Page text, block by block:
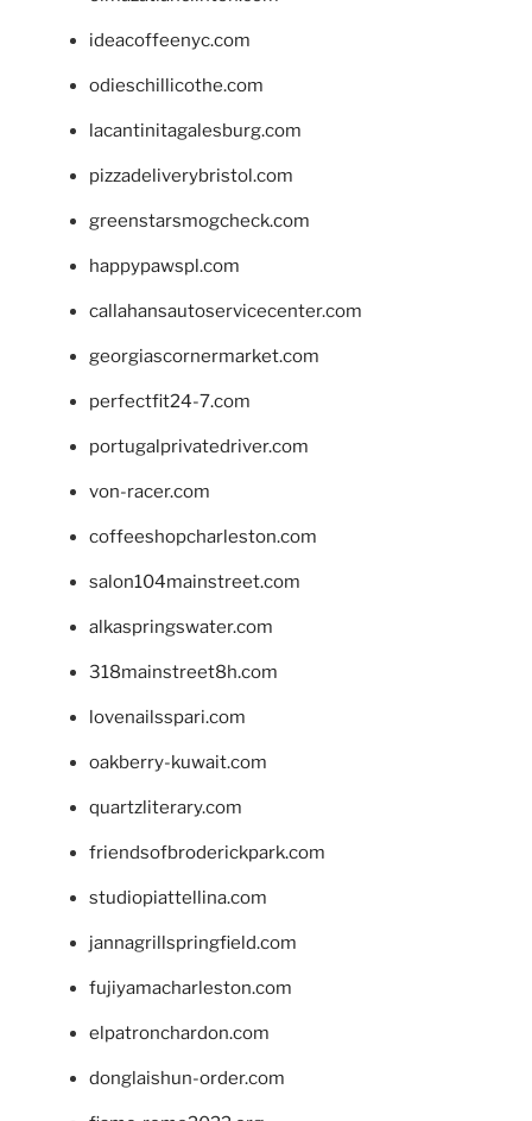
ideacoffeenyc.com
odieschillicothe.com
lacantinitagalesburg.com
pizzadeliverybristol.com
greenstarsmogcheck.com
happypawspl.com
callahansautoservicecenter.com
georgiascornermarket.com
perfectfit24-7.com
portugalprivatedriver.com
von-racer.com
coffeeshopcharleston.com
salon104mainstreet.com
alkaspringswater.com
318mainstreet8h.com
lovenailsspari.com
oakberry-kuwait.com
quartzliterary.com
friendsofbroderickpark.com
studiopiattellina.com
jannagrillspringfield.com
fujiyamacharleston.com
elpatronchardon.com
donglaishun-order.com